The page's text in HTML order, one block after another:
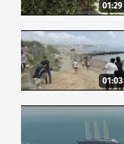
01:29
01:03